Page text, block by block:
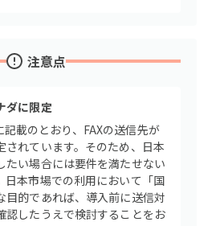
注意点
ダに限定
載のとおり、FAXの送信先が
されています。そのため、日本
たい場合には要件を満たせない
日本市場での利用において「国
目的であれば、導入前に送信対
認したうえで検討することをお